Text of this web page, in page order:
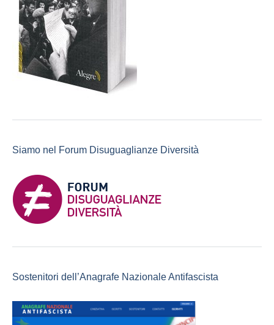
Siamo nel Forum Disuguaglianze Diversità
Sostenitori dell’Anagrafe Nazionale Antifascista